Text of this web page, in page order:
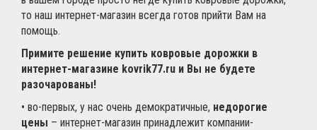
то наш интернет-магазин всегда готов прийти Вам на
помощь.
Примите решение купить ковровые дорожки в
интернет-магазине kovrik77.ru и Вы не будете
разочарованы!
• во-первых, у нас очень демократичные, недорогие
цены – интернет-магазин принадлежит компании-